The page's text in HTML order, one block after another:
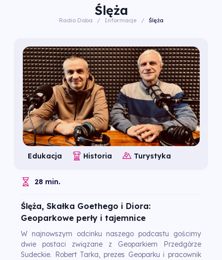
Ślęża
Radio Doba / Informacje / Ślęża
Edukacja Historia Turystyka
28 min.
Ślęża, Skałka Goethego i Diora:
Geoparkowe perły i tajemnice
W najnowszym odcinku naszego podcastu gościmy
dwie postaci związane z Geoparkiem Przedgórze
Sudeckie. Robert Tarka, prezes Geoparku i pracownik